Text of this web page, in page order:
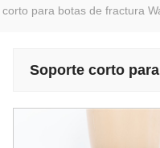
corto para botas de fractura
Soporte corto